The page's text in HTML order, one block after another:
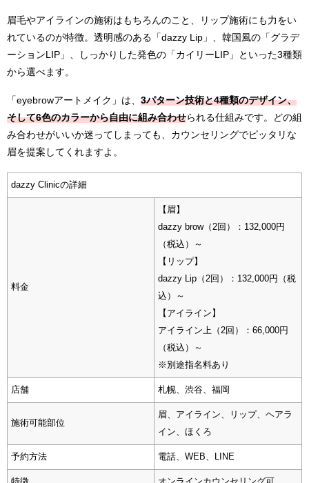
眉毛やアイラインの施術はもちろんのこと、リップ施術にも力をい
れているのが特徴。透明感のある「dazzy Lip」、韓国風の「グラデ
ーションLIP」、しっかりした発色の「カイリーLIP」といった3種類
から選べます。
「eyebrowアートメイク」は、 3パターン技術と4種類のデザイン、
そして6色のカラーから自由に組み合わせられる仕組みです。どの組
み合わせがいいか迷ってしまっても、カウンセリングでピッタリな
眉を提案してくれますよ。
dazzy Clinicの詳細
料金
【眉】
dazzy brow（2回）：132,000円
（税込）～
【リップ】
dazzy Lip（2回）：132,000円（税
込）～
【アイライン】
アイライン上（2回）：66,000円
（税込）～
※別途指名料あり
店舗 札幌、渋谷、福岡
施術可能部位
眉、アイライン、リップ、ヘアラ
イン、ほくろ
予約方法 電話、WEB、LINE